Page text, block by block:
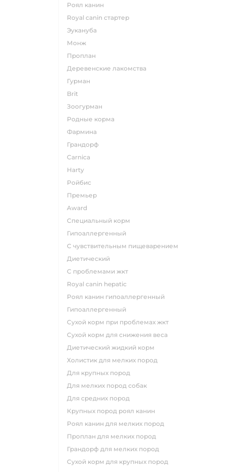
роял канин
Royal canin стартер
эукануба
монж
проплан
деревенские лакомства
гурман
brit
зоогурман
родные корма
фармина
грандорф
carnica
harty
ройбис
премьер
award
специальный корм
гипоаллергенный
с чувствительным пищеварением
диетический
с проблемами жкт
royal canin hepatic
роял канин гипоаллергенный
гипоаллергенный
сухой корм при проблемах жкт
сухой корм для снижения веса
диетический жидкий корм
холистик для мелких пород
для крупных пород
для мелких пород собак
для средних пород
крупных пород роял канин
роял канин для мелких пород
проплан для мелких пород
грандорф для мелких пород
сухой корм для крупных пород